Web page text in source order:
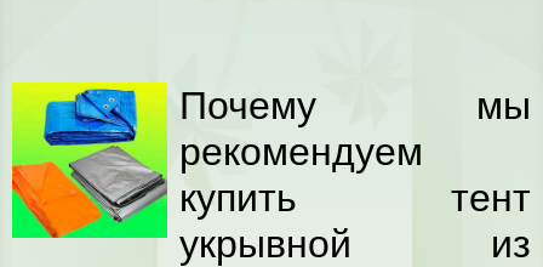
Почему мы
рекомендуем
купить тент
укрывной из